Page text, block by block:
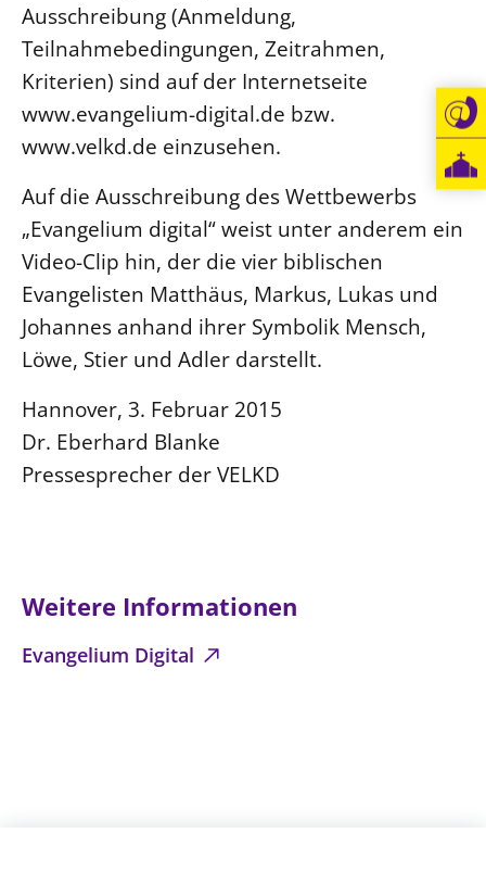
Ausschreibung (Anmeldung,
Teilnahmebedingungen, Zeitrahmen,
Kriterien) sind auf der Internetseite
www.evangelium-digital.de bzw.
www.velkd.de einzusehen.
Auf die Ausschreibung des Wettbewerbs
„Evangelium digital“ weist unter anderem ein
Video-Clip hin, der die vier biblischen
Evangelisten Matthäus, Markus, Lukas und
Johannes anhand ihrer Symbolik Mensch,
Löwe, Stier und Adler darstellt.
Hannover, 3. Februar 2015
Dr. Eberhard Blanke
Pressesprecher der VELKD
Weitere Informationen
Evangelium Digital
Ephoralbüro
Finanzplanung
Fundraising
IT-Service
Corporate Design
Interventionsplan
Jahresgespräche
Kantine Speiseplan
Kirchliches Amtsblatt
Kirchliche Verwaltung
Klimaschutzgesetz
Kunstreferat
NKVK
Öffentlichkeitsarbeit
Terminstundenplaner